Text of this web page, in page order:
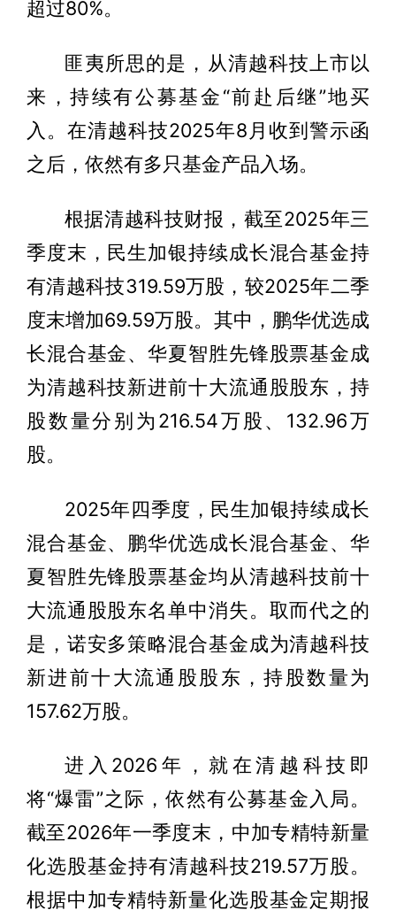
超过80%。
匪夷所思的是，从清越科技上市以
来，持续有公募基金“前赴后继”地买
入。在清越科技2025年8月收到警示函
之后，依然有多只基金产品入场。
根据清越科技财报，截至2025年三
季度末，民生加银持续成长混合基金持
有清越科技319.59万股，较2025年二季
度末增加69.59万股。其中，鹏华优选成
长混合基金、华夏智胜先锋股票基金成
为清越科技新进前十大流通股股东，持
股数量分别为216.54万股、132.96万
股。
2025年四季度，民生加银持续成长
混合基金、鹏华优选成长混合基金、华
夏智胜先锋股票基金均从清越科技前十
大流通股股东名单中消失。取而代之的
是，诺安多策略混合基金成为清越科技
新进前十大流通股股东，持股数量为
157.62万股。
进入2026年，就在清越科技即
将“爆雷”之际，依然有公募基金入局。
截至2026年一季度末，中加专精特新量
化选股基金持有清越科技219.57万股。
根据中加专精特新量化选股基金定期报